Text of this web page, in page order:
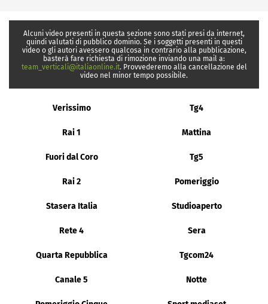
Alcuni video presenti in questa sezione sono stati presi da internet,
quindi valutati di pubblico dominio. Se i soggetti presenti in questi
video o gli autori avessero qualcosa in contrario alla pubblicazione,
basterà fare richiesta di rimozione inviando una mail a:
team_verticali@italiaonline.it. Provvederemo alla cancellazione del
video nel minor tempo possibile.
Verissimo Tg4
Rai 1 Mattina
Fuori dal Coro Tg5
Rai 2 Pomeriggio
Stasera Italia Studioaperto
Rete 4 Sera
Quarta Repubblica Tgcom24
Canale 5 Notte